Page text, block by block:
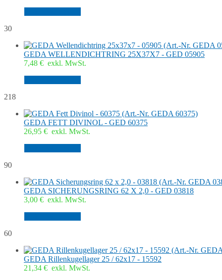
30
GEDA WELLENDICHTRING 25X37X7 - GED 05905
7,48 € exkl. MwSt.
218
GEDA FETT DIVINOL - GED 60375
26,95 € exkl. MwSt.
90
GEDA SICHERUNGSRING 62 X 2,0 - GED 03818
3,00 € exkl. MwSt.
60
GEDA Rillenkugellager 25 / 62x17 - 15592
21,34 € exkl. MwSt.